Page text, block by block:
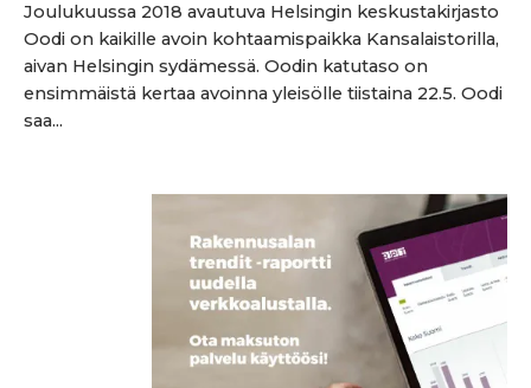
Joulukuussa 2018 avautuva Helsingin keskustakirjasto
Oodi on kaikille avoin kohtaamispaikka Kansalaistorilla,
aivan Helsingin sydämessä. Oodin katutaso on
ensimmäistä kertaa avoinna yleisölle tiistaina 22.5. Oodi
saa...